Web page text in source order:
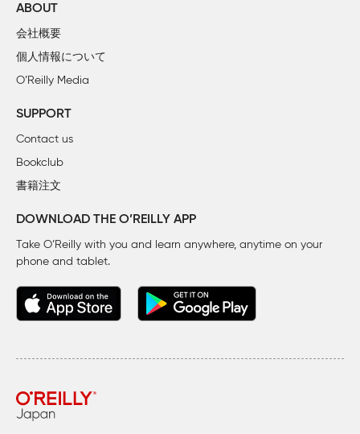
ABOUT
会社概要
個人情報について
O’Reilly Media
SUPPORT
Contact us
Bookclub
書籍注文
DOWNLOAD THE O’REILLY APP
Take O’Reilly with you and learn anywhere, anytime on your
phone and tablet.